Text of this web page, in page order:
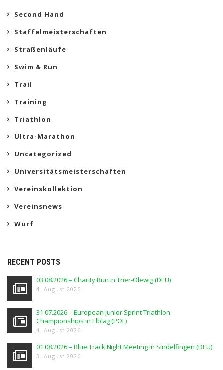
Second Hand
Staffelmeisterschaften
Straßenläufe
Swim & Run
Trail
Training
Triathlon
Ultra-Marathon
Uncategorized
Universitätsmeisterschaften
Vereinskollektion
Vereinsnews
Wurf
RECENT POSTS
03.08.2026 – Charity Run in Trier-Olewig (DEU)
4. August 2026
31.07.2026 – European Junior Sprint Triathlon
Championships in Elblag (POL)
4. August 2026
01.08.2026 – Blue Track Night Meeting in Sindelfingen (DEU)
3. August 2026